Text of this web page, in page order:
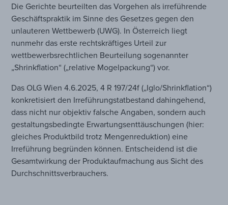
Die Gerichte beurteilten das Vorgehen als irreführende
Geschäftspraktik im Sinne des Gesetzes gegen den
unlauteren Wettbewerb (UWG). In Österreich liegt
nunmehr das erste rechtskräftiges Urteil zur
wettbewerbsrechtlichen Beurteilung sogenannter
„Shrinkflation“ („relative Mogelpackung“) vor.
Das OLG Wien 4.6.2025, 4 R 197/24f („Iglo/Shrinkflation“)
konkretisiert den Irreführungstatbestand dahingehend,
dass nicht nur objektiv falsche Angaben, sondern auch
gestaltungsbedingte Erwartungsenttäuschungen (hier:
gleiches Produktbild trotz Mengenreduktion) eine
Irreführung begründen können. Entscheidend ist die
Gesamtwirkung der Produktaufmachung aus Sicht des
Durchschnittsverbrauchers.